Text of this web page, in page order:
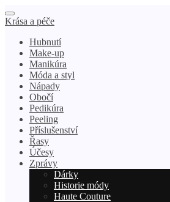
Krása a péče
Hubnutí
Make-up
Manikúra
Móda a styl
Nápady
Obočí
Pedikúra
Peeling
Příslušenství
Řasy
Účesy
Zprávy
Dárky
Historie módy
Haute Couture